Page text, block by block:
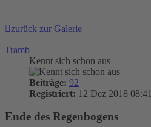
zurück zur Galerie
Tramb
Kennt sich schon aus
Beiträge: 92
Registriert: 12 Dez 2018 08:41
Ende des Regenbogens